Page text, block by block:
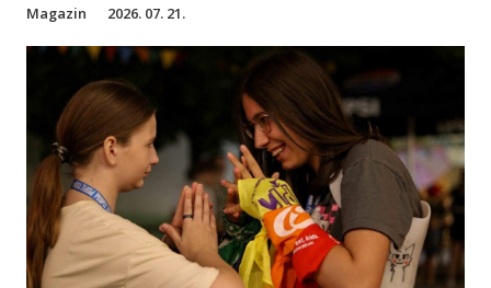
Magazin 2026. 07. 21.